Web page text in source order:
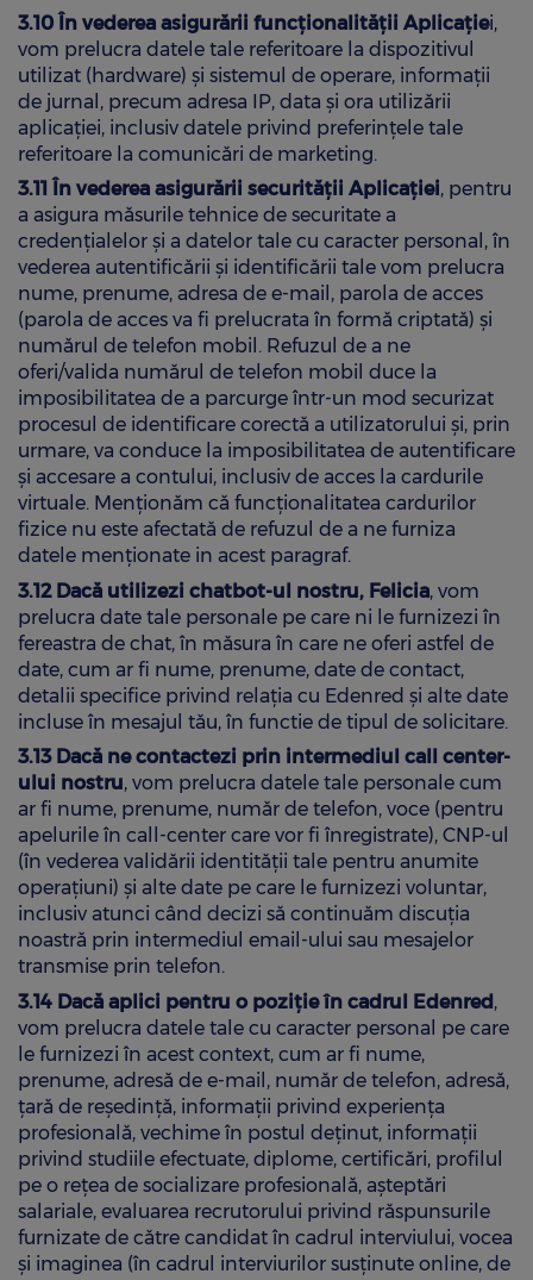
3.10 În vederea asigurării funcționalității Aplicației,
vom prelucra datele tale referitoare la dispozitivul
utilizat (hardware) și sistemul de operare, informații
de jurnal, precum adresa IP, data și ora utilizării
aplicației, inclusiv datele privind preferințele tale
referitoare la comunicări de marketing.
3.11 În vederea asigurării securității Aplicației, pentru
a asigura măsurile tehnice de securitate a
credențialelor și a datelor tale cu caracter personal, în
vederea autentificării și identificării tale vom prelucra
nume, prenume, adresa de e-mail, parola de acces
(parola de acces va fi prelucrata în formă criptată) și
numărul de telefon mobil. Refuzul de a ne
oferi/valida numărul de telefon mobil duce la
imposibilitatea de a parcurge într-un mod securizat
procesul de identificare corectă a utilizatorului și, prin
urmare, va conduce la imposibilitatea de autentificare
și accesare a contului, inclusiv de acces la cardurile
virtuale. Menționăm că funcționalitatea cardurilor
fizice nu este afectată de refuzul de a ne furniza
datele menționate in acest paragraf.
3.12 Dacă utilizezi chatbot-ul nostru, Felicia, vom
prelucra date tale personale pe care ni le furnizezi în
fereastra de chat, în măsura în care ne oferi astfel de
date, cum ar fi nume, prenume, date de contact,
detalii specifice privind relația cu Edenred și alte date
incluse în mesajul tău, în functie de tipul de solicitare.
3.13 Dacă ne contactezi prin intermediul call center-
ului nostru, vom prelucra datele tale personale cum
ar fi nume, prenume, număr de telefon, voce (pentru
apelurile în call-center care vor fi înregistrate), CNP-ul
(în vederea validării identității tale pentru anumite
operațiuni) și alte date pe care le furnizezi voluntar,
inclusiv atunci când decizi să continuăm discuția
noastră prin intermediul email-ului sau mesajelor
transmise prin telefon.
3.14 Dacă aplici pentru o poziție în cadrul Edenred,
vom prelucra datele tale cu caracter personal pe care
le furnizezi în acest context, cum ar fi nume,
prenume, adresă de e-mail, număr de telefon, adresă,
țară de reședință, informații privind experiența
profesională, vechime în postul deținut, informații
privind studiile efectuate, diplome, certificări, profilul
pe o rețea de socializare profesională, așteptări
salariale, evaluarea recrutorului privind răspunsurile
furnizate de către candidat în cadrul interviului, vocea
și imaginea (în cadrul interviurilor susținute online, de